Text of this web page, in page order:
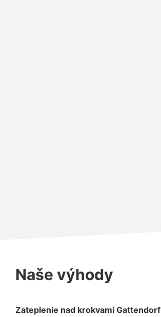
Naše výhody
Zateplenie nad krokvami Gattendorf